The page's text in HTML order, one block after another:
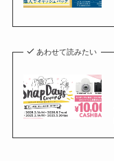
あわせて読みたい